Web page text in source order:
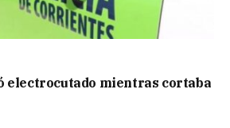
electrocutado mientras cortaba